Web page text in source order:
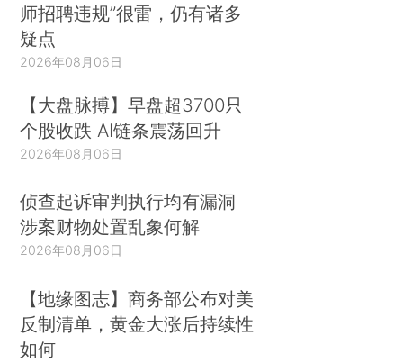
师招聘违规”很雷，仍有诸多
疑点
2026年08月06日
【大盘脉搏】早盘超3700只
个股收跌 AI链条震荡回升
2026年08月06日
侦查起诉审判执行均有漏洞
涉案财物处置乱象何解
2026年08月06日
【地缘图志】商务部公布对美
反制清单，黄金大涨后持续性
如何